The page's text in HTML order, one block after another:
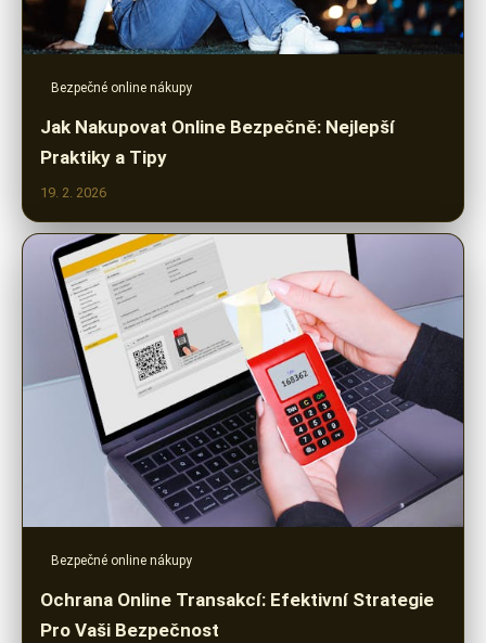
Bezpečné online nákupy
Jak Nakupovat Online Bezpečně: Nejlepší
Praktiky a Tipy
19. 2. 2026
Bezpečné online nákupy
Ochrana Online Transakcí: Efektivní Strategie
Pro Vaši Bezpečnost